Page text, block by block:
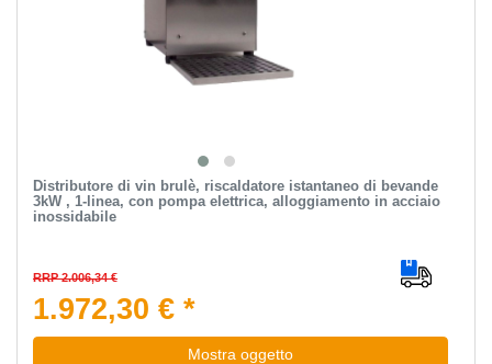
Distributore di vin brulè, riscaldatore istantaneo di bevande
3kW , 1-linea, con pompa elettrica, alloggiamento in acciaio
inossidabile
RRP 2.006,34 €
1.972,30 € *
Mostra oggetto